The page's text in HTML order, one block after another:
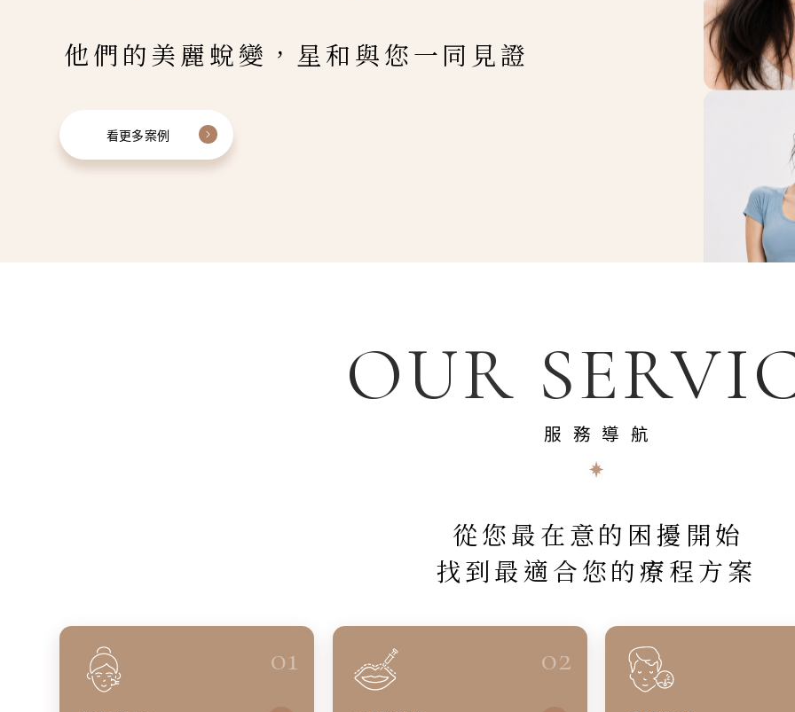
他們的美麗蛻變，星和與您一同見證
看更多案例
OUR
服務導航
從您最在意的困擾開始
找到最適合您的療程方案
01 02